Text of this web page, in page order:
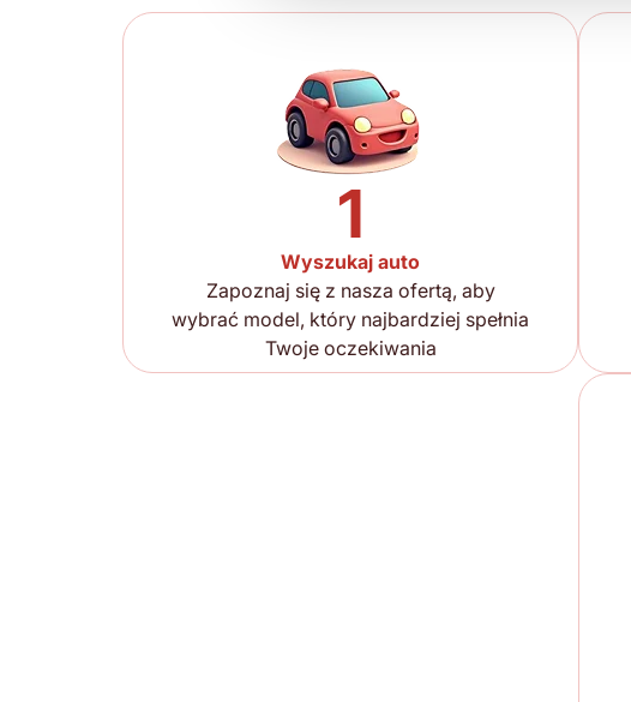
1
Wyszukaj auto
Zapoznaj się z nasza ofertą, aby
wybrać model, który najbardziej spełnia
Twoje oczekiwania